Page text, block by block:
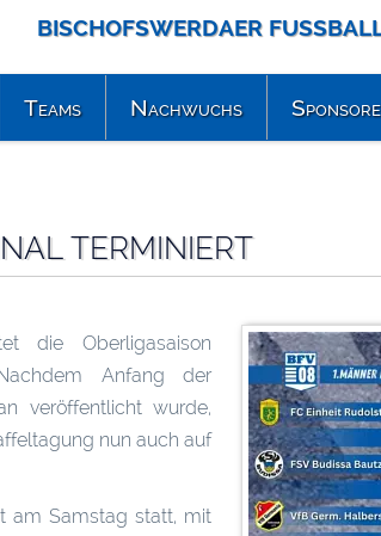
BISCHOFSWERDAER
TERMINIERT
die Oberligasaison
Anfang der
veröffentlicht wurde,
nun auch auf
am Samstag statt, mit
Teams Nachwuchs